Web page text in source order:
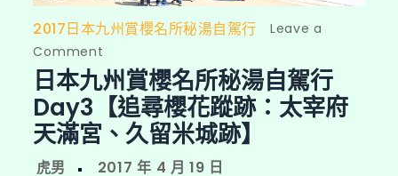
2017日本九州賞櫻名所秘湯自駕行
Leave a
Comment
日
本
九
州
賞
日本九州賞櫻名所秘湯自駕行
Day3【追尋櫻花蹤跡：太宰府
天滿宮、久留米城跡】